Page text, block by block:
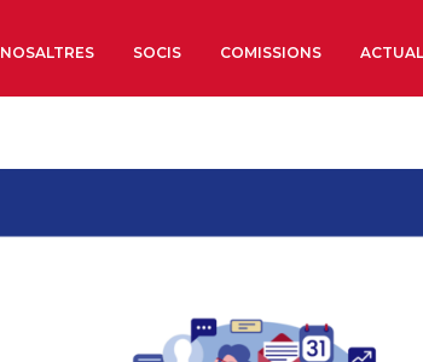
NOSALTRES
Òrgans Consultius
Institut d’Estudis
Societat Barcelonesa
SOCIS COMISSIONS